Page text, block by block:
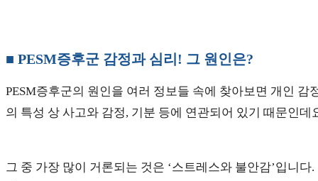
■ PESM증후군 감정과 심리! 그 원인은?
PESM증후군의 원인을 여러 정보들 속에 찾아보면 개인
의 특성 상 사고와 감정, 기분 등에 연관되어 있기 때문인데
그 중 가장 많이 거론되는 것은 ‘스트레스와 불안감’입니